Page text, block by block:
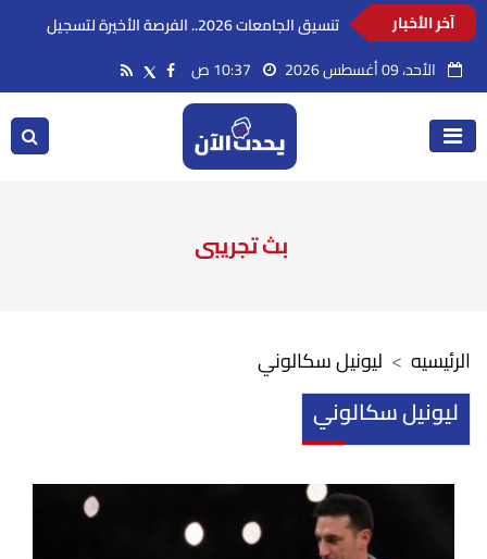
آخر الأخبار
تنسيق الجامعات 2026.. الفرصة الأخيرة لتسجيل
الأحد، 09 أغسطس 2026
بث تجريبى
ليونيل سكالوني الرئيسيه
ليونيل سكالوني